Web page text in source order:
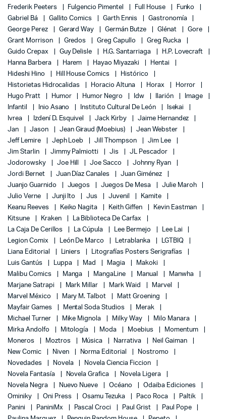
Frederik Peeters
Fulgencio Pimentel Full House
Funko
Gabriel Bá
Gallito Comics Garth Ennis
Gastronomía
George Perez
Gerard Way Germán Butze Glénat
Gore
Grant Morrison
Gredos Greg Capullo
Greg Rucka
Guido Crepax
Guy Delisle H.G. Santarriaga
H.P. Lovecraft
Hanna Barbera
Harem Hayao Miyazaki
Hentai
Hideshi Hino
Hill House Comics
Histórico
Historietas Hidrocalidas
Horacio Altuna Horax
Horror
Hugo Pratt
Humor Humor Negro Idw Ilarión
Image
Infantil
Inio Asano Instituto Cultural De León
Isekai
Ivrea
Izdení D. Esquivel Jack Kirby
Jaime Hernandez
Jan
Jason Jean Giraud (Moebius)
Jean Webster
Jeff Lemire
Jeph Loeb Jill Thompson
Jim Lee
Jim Starlin
Jimmy Palmiotti Jis
JL Pescador
Jodorowsky
Joe Hill Joe Sacco
Johnny Ryan
Jordi Bernet
Juan Díaz Canales
Juan Giménez
Juanjo Guarnido
Juegos Juegos De Mesa
Julie Maroh
Julio Verne
Junji Ito Jus Juvenil
Kamite
Keanu Reeves
Keiko Nagita Keith Giffen
Kevin Eastman
Kitsune
Kraken
La Biblioteca De Carfax
La Caja De Cerillos
La Cúpula Lee Bermejo
Lee Lai
Legion Comix
León De Marco Letrablanka
LGTBIQ
Liana Editorial
Liniers
Litografías Posters Serigrafías
Luis Gantús
Luppa Mad Magia
Makoki
Malibu Comics
Manga MangaLine Manual
Manwha
Marjane Satrapi
Mark Millar Mark Waid
Marvel
Marvel México
Mary M. Talbot
Matt Groening
Mayfair Games
Mental Soda Studios
Merak
Michael Turner
Mike Mignola Milky Way
Milo Manara
Mirka Andolfo
Mitología Moda Moebius
Momentum
Moneros
Moztros Música Narrativa
Neil Gaiman
New Comic
Niven Norma Editorial
Nostromo
Novedades
Novela
Novela Ciencia Ficcion
Novela Fantasía
Novela Grafica
Novela Ligera
Novela Negra
Nuevo Nueve Océano
Odaiba Ediciones
Ominiky
Oni Press Osamu Tezuka Paco Roca
Paltik
Panini
PaniniMx Pascal Croci Paul Grist
Paul Pope